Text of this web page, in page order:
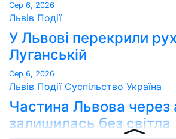
Сер 6, 2026
Львів Події
У Львові перекрили
Луганській
Сер 6, 2026
Львів Події Суспільство Україна
Частина Львова через
залишилась без світла